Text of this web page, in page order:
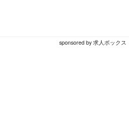
sponsored by 求人ボックス